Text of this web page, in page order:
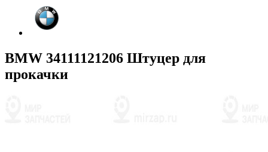
BMW 34111121206 Штуцер для
прокачки